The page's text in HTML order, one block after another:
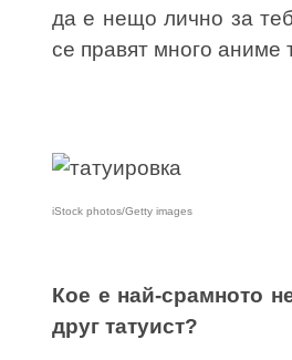
да е нещо лично за
се правят много аниме
iStock photos/Getty images
Кое е най-срамното
друг татуист?